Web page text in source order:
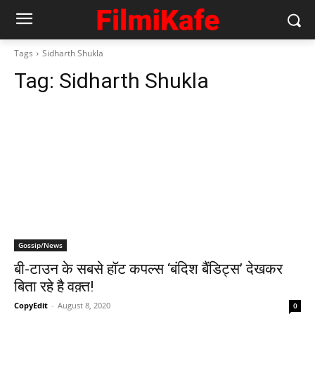
Tags Sidharth Shukla
Tag: Sidharth Shukla
Gossip/News
बी-टाउन के सबसे हॉट कपल्स ‘बंदिश बैंडिट्स’ देखकर
बिता रहे है वक़्त!
CopyEdit - August 8, 2020 0